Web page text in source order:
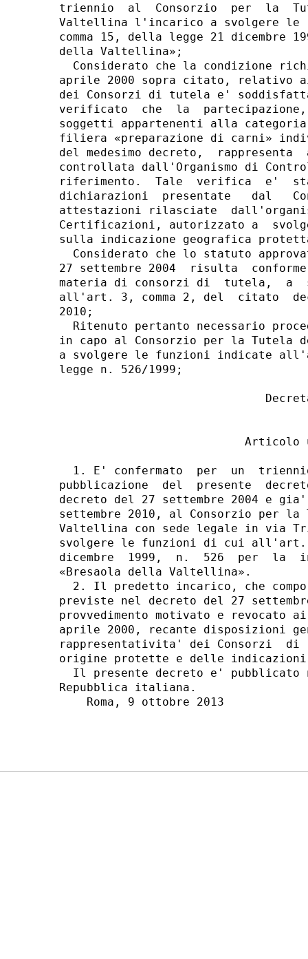
triennio  al  Consorzio  per  la
Valtellina l'incarico a svolgere
comma 15, della legge 21 dicembre
della Valtellina»;
Considerato che la condizione
aprile 2000 sopra citato,
dei Consorzi di tutela e'
verificato  che  la
soggetti appartenenti alla
filiera «preparazione di carni»
del medesimo decreto,
controllata dall'Organismo di
riferimento.  Tale  verifica  e'
dichiarazioni  presentate   dal
attestazioni rilasciate
Certificazioni, autorizzato a
sulla indicazione geografica
Considerato che lo statuto
27 settembre 2004  risulta
materia di consorzi di  tutela,
all'art. 3, comma 2, del  citato
2010;
Ritenuto pertanto necessario
in capo al Consorzio per la Tutela
a svolgere le funzioni indicate
legge n. 526/1999;
1. E' confermato  per  un
pubblicazione  del  presente
decreto del 27 settembre 2004 e
settembre 2010, al Consorzio per
Valtellina con sede legale in via
svolgere le funzioni di cui all'art.
dicembre  1999,  n.  526  per  la
«Bresaola della Valtellina».
2. Il predetto incarico, che
previste nel decreto del 27
provvedimento motivato e
aprile 2000, recante
rappresentativita' dei Consorzi
origine protette e delle
Il presente decreto e' pubblicato
Repubblica italiana.
    Roma, 9 ottobre 2013